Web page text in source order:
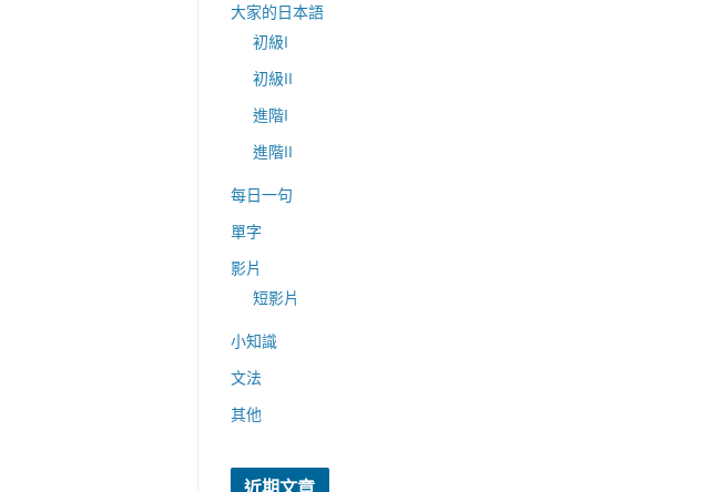
大家的日本語
初級I
初級II
進階I
進階II
每日一句
單字
影片
短影片
小知識
文法
其他